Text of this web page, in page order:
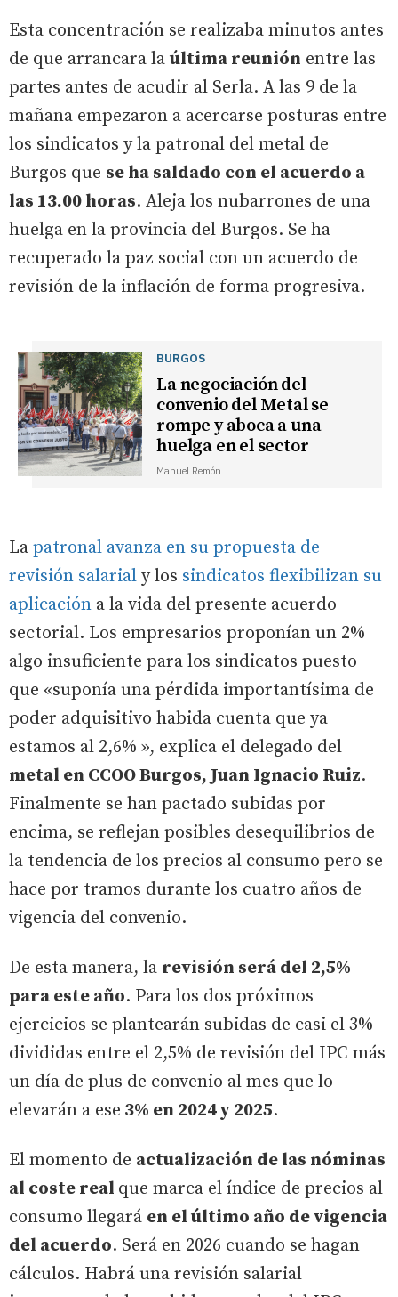
Esta concentración se realizaba minutos antes
de que arrancara la última reunión entre las
partes antes de acudir al Serla. A las 9 de la
mañana empezaron a acercarse posturas entre
los sindicatos y la patronal del metal de
Burgos que se ha saldado con el acuerdo a
las 13.00 horas. Aleja los nubarrones de una
huelga en la provincia del Burgos. Se ha
recuperado la paz social con un acuerdo de
revisión de la inflación de forma progresiva.
BURGOS
La negociación del
convenio del Metal se
rompe y aboca a una
huelga en el sector
Manuel Remón
La patronal avanza en su propuesta de
revisión salarial y los sindicatos flexibilizan su
aplicación a la vida del presente acuerdo
sectorial. Los empresarios proponían un 2%
algo insuficiente para los sindicatos puesto
que «suponía una pérdida importantísima de
poder adquisitivo habida cuenta que ya
estamos al 2,6% », explica el delegado del
metal en CCOO Burgos, Juan Ignacio Ruiz.
Finalmente se han pactado subidas por
encima, se reflejan posibles desequilibrios de
la tendencia de los precios al consumo pero se
hace por tramos durante los cuatro años de
vigencia del convenio.
De esta manera, la revisión será del 2,5%
para este año. Para los dos próximos
ejercicios se plantearán subidas de casi el 3%
divididas entre el 2,5% de revisión del IPC más
un día de plus de convenio al mes que lo
elevarán a ese 3% en 2024 y 2025.
El momento de actualización de las nóminas
al coste real que marca el índice de precios al
consumo llegará en el último año de vigencia
del acuerdo. Será en 2026 cuando se hagan
cálculos. Habrá una revisión salarial